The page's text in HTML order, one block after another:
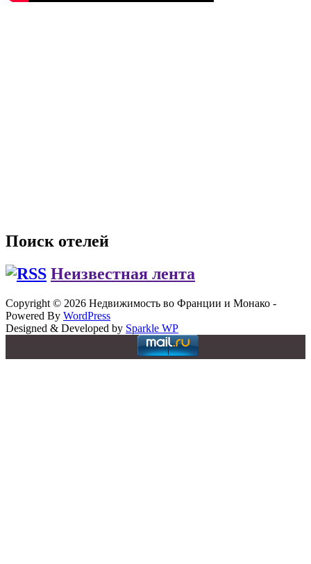
Поиск отелей
Неизвестная лента
Copyright © 2026 Недвижимость во Франции и Монако -
Powered By WordPress
Designed & Developed by Sparkle WP